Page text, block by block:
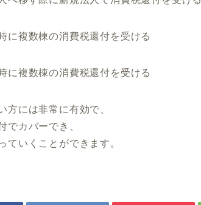
に複数棟の消費税還付を受ける
に複数棟の消費税還付を受ける
方には非常に有効で、
でカバーでき、
ていくことができます。